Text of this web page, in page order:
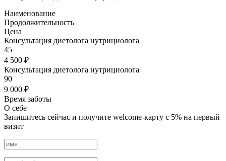
Наименование
Продолжительность
Цена
Консультация диетолога нутрициолога
45
4 500 ₽
Консультация диетолога нутрициолога
90
9 000 ₽
Время заботы
О себе
Запишитесь сейчас и получите welcome-карту с 5% на первый
визит